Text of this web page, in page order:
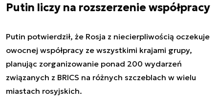
Putin liczy na rozszerzenie współpracy
Putin potwierdził, że Rosja z niecierpliwością oczekuje
owocnej współpracy ze wszystkimi krajami grupy,
planując zorganizowanie ponad 200 wydarzeń
związanych z BRICS na różnych szczeblach w wielu
miastach rosyjskich.